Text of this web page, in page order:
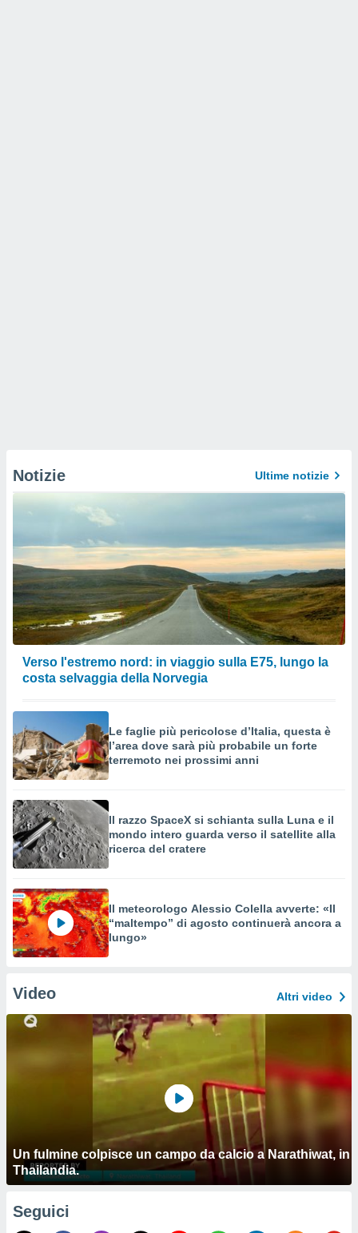
Notizie Ultime notizie
Verso l'estremo nord: in viaggio sulla E75, lungo la
costa selvaggia della Norvegia
Le faglie più pericolose d’Italia, questa è
l’area dove sarà più probabile un forte
terremoto nei prossimi anni
Il razzo SpaceX si schianta sulla Luna e il
mondo intero guarda verso il satellite alla
ricerca del cratere
Il meteorologo Alessio Colella avverte: «Il
“maltempo” di agosto continuerà ancora a
lungo»
Video Altri video
Un fulmine colpisce un campo da calcio a Narathiwat, in
Thailandia.
Seguici